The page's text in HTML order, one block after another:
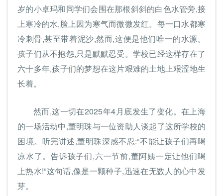
岁的小卓玛和同学们会围在那根斜斜的白色水管旁,接
上寒冷的水,脸上因为寒气而微微发红。每一口水都寒
冷刺骨,甚至带着泥沙,然而,这便是他们唯一的水源。
孩子们从不抱怨,只是默默忍受。学校已经这样存在了
六十多年,孩子们的梦想在这片艰难的土地上艰涩地生
长着。
然而,这一切在2025年4月底发生了变化。在上海
的一场活动中,董明珠与一位资助人谈起了这所学校的
困境。听完讲述,董明珠深感不忍:“不能让孩子们再喝
凉水了。告诉孩子们,六一节前,董阿姨一定让他们喝
上热水!”这句话,像是一颗种子,迅速在无数人的心中发
芽。